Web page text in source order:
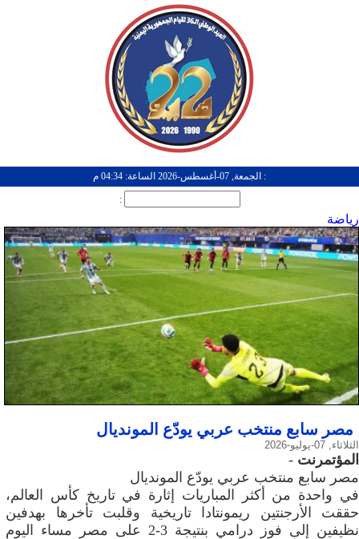
: الجمعة, 07-أغسطس-2026 الساعة: 04:34 م
:
رياضة
مصر سابع منتخب عربي يودّع المونديال
الثلاثاء, 07-يوليو-2026
المؤتمرنت -
مصر سابع منتخب عربي يودّع المونديال
في واحدة من أكثر المباريات إثارة في تاريخ كأس العالم،
حققت الأرجنتين ريمونتادا تاريخية وقلبت تأخرها بهدفين
نظيفين إلى فوز درامي بنتيجة 3-2 على مصر مساء اليوم